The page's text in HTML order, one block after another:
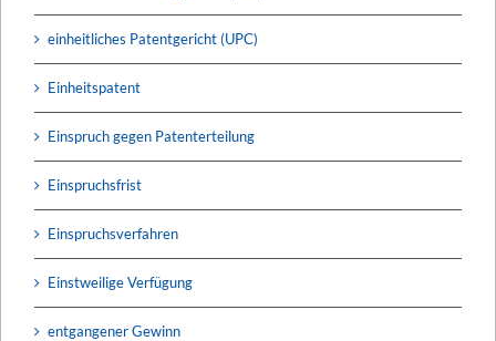
einheitliches Patentgericht (UPC)
Einheitspatent
Einspruch gegen Patenterteilung
Einspruchsfrist
Einspruchsverfahren
Einstweilige Verfügung
entgangener Gewinn